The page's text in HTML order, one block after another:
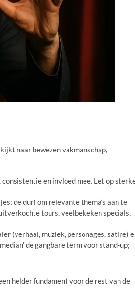
naar bewezen vakmanschap,
consistentie en invloed mee. Let op
de durf om relevante thema’s aan te
tours, veelbekeken specials,
(verhaal, muziek, personages, satire)
de gangbare term voor stand-up;
helder fundament voor de rest van de